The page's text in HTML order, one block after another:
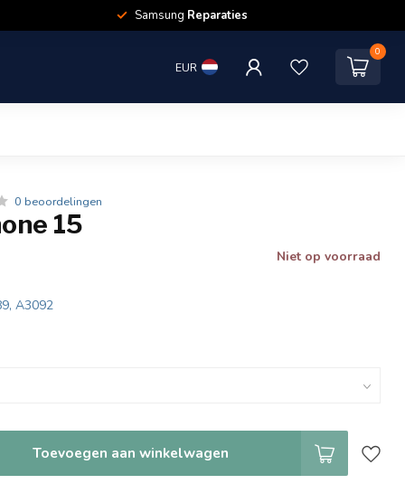
Samsung Reparaties
EUR
0
0 beoordelingen
15
Niet op voorraad
A3092
Toevoegen aan winkelwagen